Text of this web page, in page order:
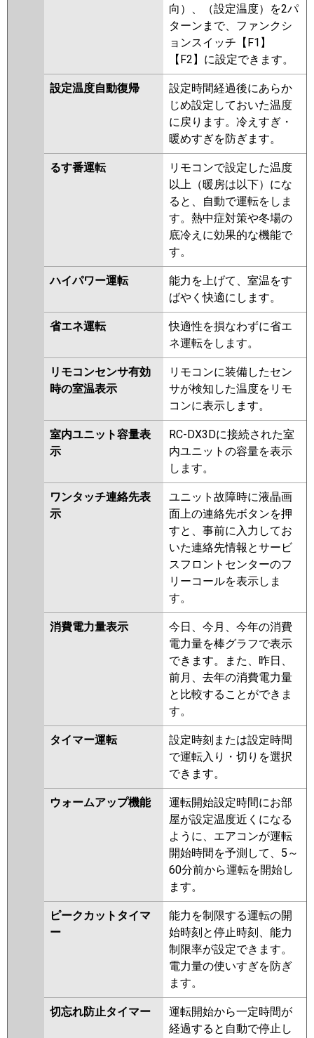
向）、（設定温度）を2パ
ターンまで、ファンクシ
ョンスイッチ【F1】
【F2】に設定できます。
設定温度自動復帰
設定時間経過後にあらか
じめ設定しておいた温度
に戻ります。冷えすぎ・
暖めすぎを防ぎます。
るす番運転
リモコンで設定した温度
以上（暖房は以下）にな
ると、自動で運転をしま
す。熱中症対策や冬場の
底冷えに効果的な機能で
す。
ハイパワー運転
能力を上げて、室温をす
ばやく快適にします。
省エネ運転
快適性を損なわずに省エ
ネ運転をします。
リモコンセンサ有効
時の室温表示
リモコンに装備したセン
サが検知した温度をリモ
コンに表示します。
室内ユニット容量表
示
RC-DX3Dに接続された室
内ユニットの容量を表示
します。
ワンタッチ連絡先表
示
ユニット故障時に液晶画
面上の連絡先ボタンを押
すと、事前に入力してお
いた連絡先情報とサービ
スフロントセンターのフ
リーコールを表示しま
す。
消費電力量表示
今日、今月、今年の消費
電力量を棒グラフで表示
できます。また、昨日、
前月、去年の消費電力量
と比較することができま
す。
タイマー運転
設定時刻または設定時間
で運転入り・切りを選択
できます。
ウォームアップ機能
運転開始設定時間にお部
屋が設定温度近くになる
ように、エアコンが運転
開始時間を予測して、5～
60分前から運転を開始し
ます。
ピークカットタイマ
ー
能力を制限する運転の開
始時刻と停止時刻、能力
制限率が設定できます。
電力量の使いすぎを防ぎ
ます。
切忘れ防止タイマー
運転開始から一定時間が
経過すると自動で停止し